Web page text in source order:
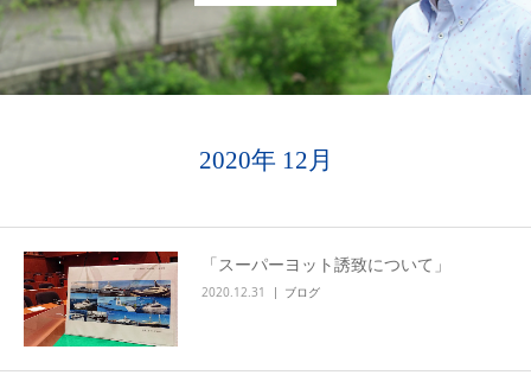
2020年 12月
「スーパーヨット誘致について」
2020.12.31 ブログ
事務所アクセス
活動報告